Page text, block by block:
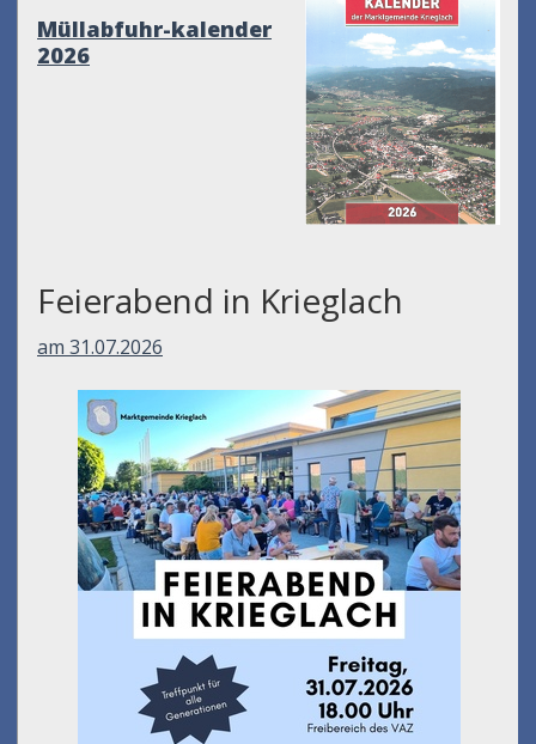
Müllabfuhr-kalender
2026
Feierabend in Krieglach
am 31.07.2026